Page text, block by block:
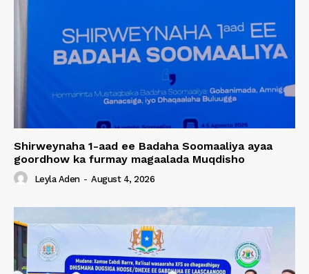
Shirweynaha 1-aad ee Badaha Soomaaliya ayaa
goordhow ka furmay magaalada Muqdisho
Leyla Aden - August 4, 2026